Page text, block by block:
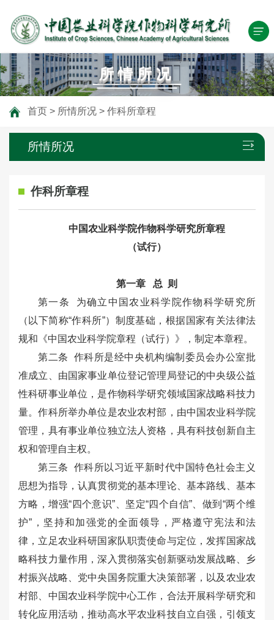
所情所况
首页 > 所情所况 > 作科所章程
所情所况
作科所章程
中国农业科学院作物科学研究所章程
（试行）
第一章 总 则
第一条 为确立中国农业科学院作物科学研究所
（以下简称“作科所”）制度基础，根据国家有关法律法
规和《中国农业科学院章程（试行）》，制定本章程。
第二条 作科所是经中央机构编制委员会办公室批
准成立、由国家事业单位登记管理局登记的中央级公益
性科研事业单位，是作物科学研究领域国家战略科技力
量。作科所举办单位是农业农村部，由中国农业科学院
管理，具有事业单位独立法人资格，具有科技创新自主
权和管理自主权。
第三条 作科所以习近平新时代中国特色社会主义
思想为指导，认真贯彻党的基本理论、基本路线、基本
方略，增强“四个意识”、坚定“四个自信”、做到“两个维
护”，坚持和加强党的全面领导，严格遵守宪法和法
律，立足农业科研国家队职责使命与定位，发挥国家战
略科技力量作用，深入贯彻落实创新驱动发展战略、乡
村振兴战略、党中央国务院重大决策部署，以及农业农
村部、中国农业科学院中心工作，合法开展科学研究和
转化应用活动，推动高水平农业科技自立自强，引领支